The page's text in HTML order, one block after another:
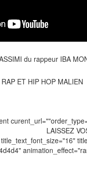
du rappeur IBA
ET HIP HOP MALIEN
LAISSEZ